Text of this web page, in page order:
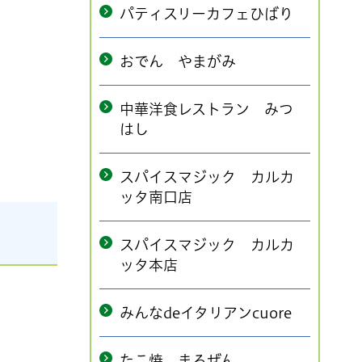
パティスリーカフェひばり
おでん やまがみ
中華洋食レストラン みつ
はし
スパイスマジック カルカ
ッタ南口店
スパイスマジック カルカ
ッタ本店
みんなdeイタリアンcuore